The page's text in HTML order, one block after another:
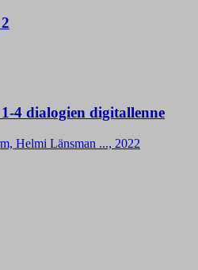
4 dialogien digitallenne
Helmi Länsman ..., 2022